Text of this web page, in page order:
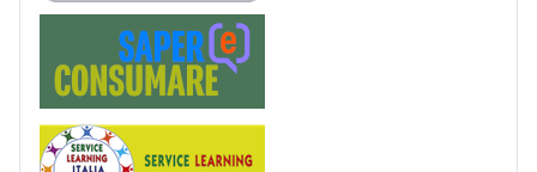
Service Learning